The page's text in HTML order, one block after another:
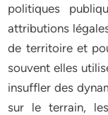
politiques
attributions
de territoire et
souvent elles
insuffler des
sur le terrain,